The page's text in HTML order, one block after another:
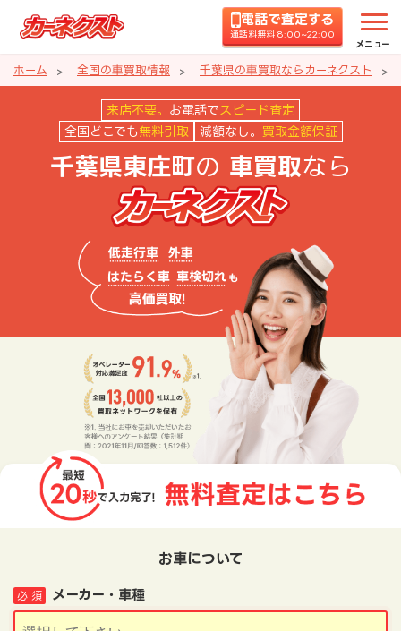
電話で査定する
通話料無料 8:00~22:00
メニュー
ホーム 全国の車買取情報 千葉県の車買取ならカーネクスト
千葉県東庄町の車買取ならカー
来店不要。 お電話で スピード査定
全国どこでも 無料引取 減額なし。 買取金額保証
千葉県東庄町の 車買取なら
お車について
メーカー・車種
必 須